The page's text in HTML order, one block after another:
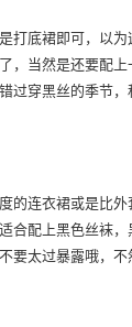
打底裙即可，以
，当然是还要配
过穿黑丝的季节
的连衣裙或是比
合配上黑色丝袜
要太过暴露哦，